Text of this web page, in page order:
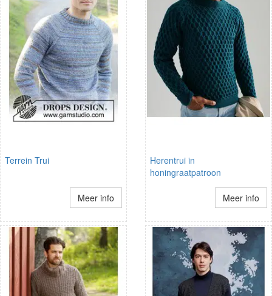
Terrein Trui
Meer info
Herentrui in
honingraatpatroon
Meer info